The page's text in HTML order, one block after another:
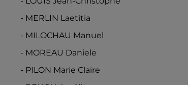
- MERLIN Laetitia
- MILOCHAU Manuel
- MOREAU Daniele
- PILON Marie Claire